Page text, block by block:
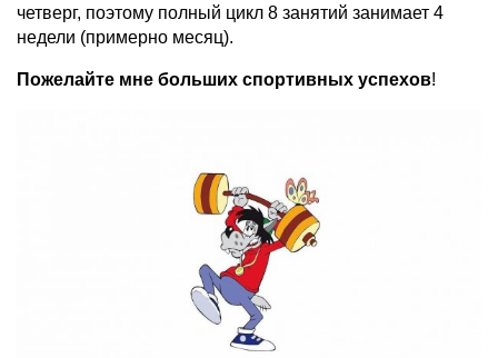
четверг, поэтому полный цикл 8 занятий занимает 4
недели (примерно месяц).
Пожелайте мне больших спортивных успехов!